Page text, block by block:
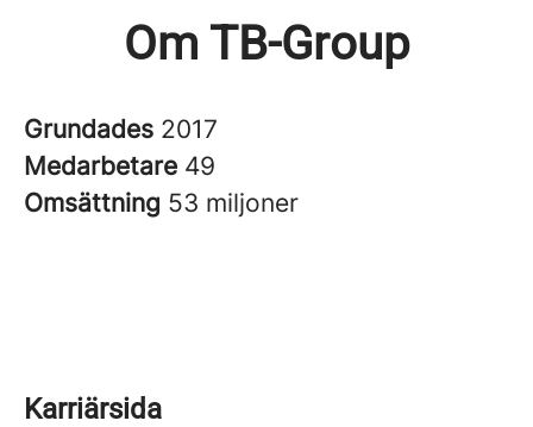
Om TB-Group
Grundades 2017
Medarbetare 49
Omsättning 53 miljoner
Karriärsida